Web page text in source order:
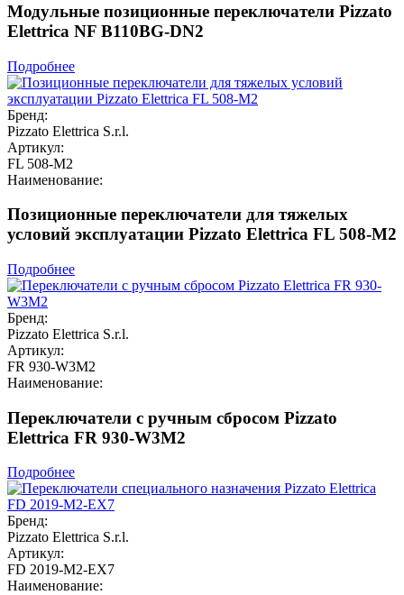
Модульные позиционные переключатели Pizzato
Elettrica NF B110BG-DN2
Подробнее
Бренд:
Pizzato Elettrica S.r.l.
Артикул:
FL 508-M2
Наименование:
Позиционные переключатели для тяжелых
условий эксплуатации Pizzato Elettrica FL 508-M2
Подробнее
Бренд:
Pizzato Elettrica S.r.l.
Артикул:
FR 930-W3M2
Наименование:
Переключатели с ручным сбросом Pizzato
Elettrica FR 930-W3M2
Подробнее
Бренд:
Pizzato Elettrica S.r.l.
Артикул:
FD 2019-M2-EX7
Наименование: